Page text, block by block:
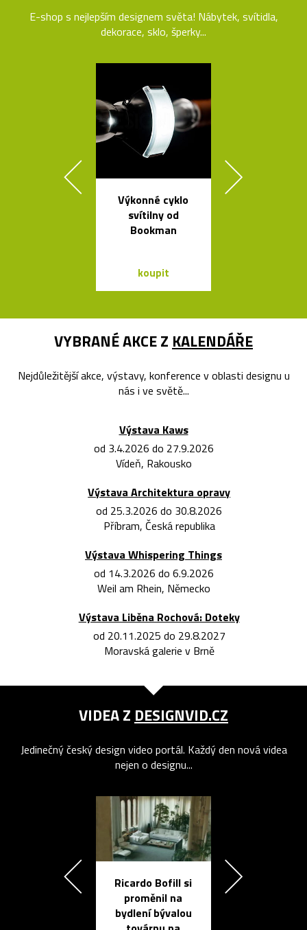
E-shop s nejlepším designem světa! Nábytek, svítidla,
dekorace, sklo, šperky...
Výkonné cyklo
svítilny od
Bookman
koupit
VYBRANÉ AKCE Z KALENDÁŘE
Nejdůležitější akce, výstavy, konference v oblasti designu u
nás i ve světě...
Výstava Kaws
od 3.4.2026 do 27.9.2026
Vídeň, Rakousko
Výstava Architektura opravy
od 25.3.2026 do 30.8.2026
Příbram, Česká republika
Výstava Whispering Things
od 14.3.2026 do 6.9.2026
Weil am Rhein, Německo
Výstava Liběna Rochová: Doteky
od 20.11.2025 do 29.8.2027
Moravská galerie v Brně
VIDEA Z DESIGNVID.CZ
Jedinečný český design video portál. Každý den nová videa
nejen o designu...
Ricardo Bofill si
proměnil na
bydlení bývalou